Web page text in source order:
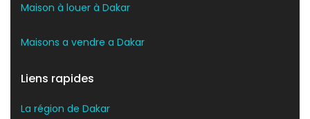
Maison à louer à Dakar
Maisons a vendre a Dakar
Liens rapides
La région de Dakar